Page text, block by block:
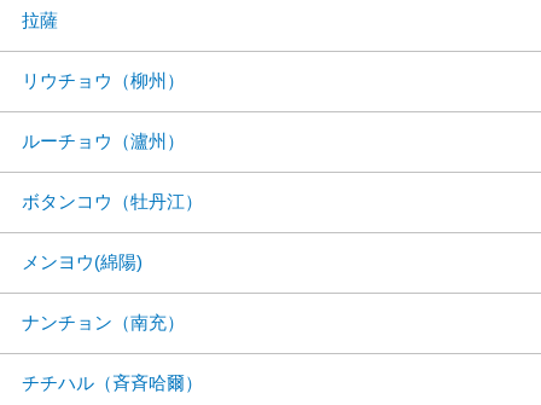
拉薩
リウチョウ（柳州）
ルーチョウ（瀘州）
ボタンコウ（牡丹江）
メンヨウ(綿陽)
ナンチョン（南充）
チチハル（斉斉哈爾）